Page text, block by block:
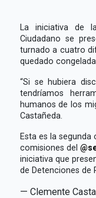
La iniciativa de
Ciudadano se
turnado a cuatro
quedado congelada.
“Si se hubiera
tendríamos
humanos de los
Castañeda.
Esta es la
comisiones del
iniciativa que
de Detenciones de
— Clemente